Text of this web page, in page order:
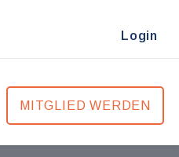
Login
MITGLIED WERDEN